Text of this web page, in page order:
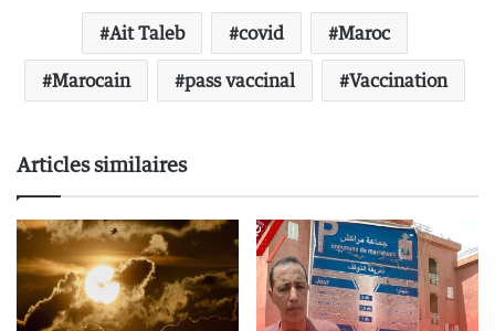
Ait Taleb covid Maroc
Marocain pass vaccinal Vaccination
Articles similaires